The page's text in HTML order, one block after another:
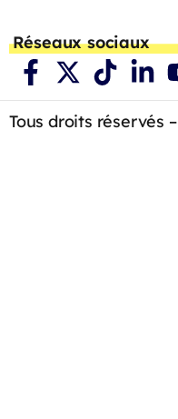
Réseaux sociaux
Tous droits réservés –